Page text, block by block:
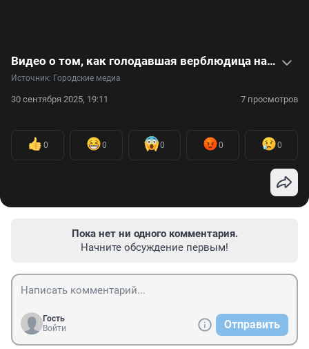
Видео о том, как голодавшая верблюдица нашла дом и заботу
Источник: Городские медиа
30 сентября 2025, 19:11 7 просмотров
0 0 0 0 0
Пока нет ни одного комментария.
Начните обсуждение первым!
Гость
Войти
Отправить